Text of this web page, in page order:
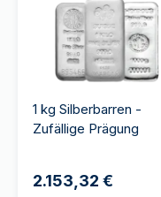
1 kg Silberbarren -
Zufällige Prägung
2.153,32 €